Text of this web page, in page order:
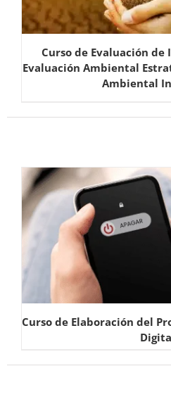
Curso de Evaluación
Evaluación Ambiental
Ambiental
Curso de Elaboración del